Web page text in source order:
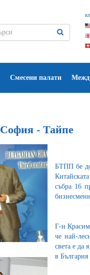
Смесени палати
- Тайпе
БТПП бе
събра 16
Г-н
че най-
света е да
в